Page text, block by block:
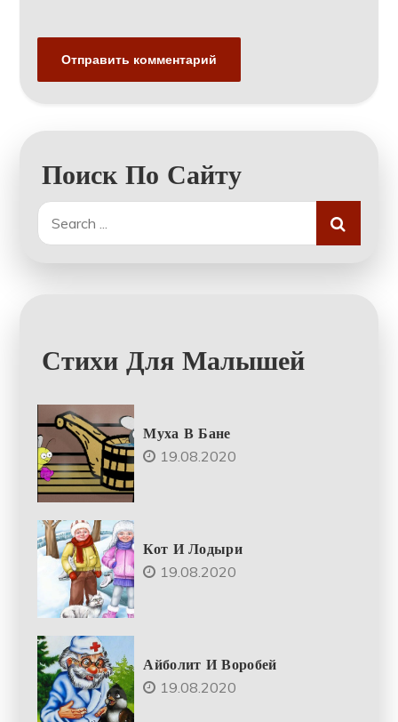
Поиск По Сайту
Search
for:
Стихи Для Малышей
Муха В Бане
19.08.2020
Кот И Лодыри
19.08.2020
Айболит И Воробей
19.08.2020